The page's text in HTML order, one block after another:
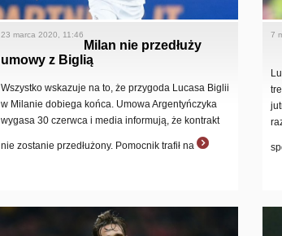
23 marca 2020, 11:46
Milan nie przedłuży
umowy z Biglią
Wszystko wskazuje na to, że przygoda Lucasa Biglii
w Milanie dobiega końca. Umowa Argentyńczyka
wygasa 30 czerwca i media informują, że kontrakt
nie zostanie przedłużony. Pomocnik trafił na
7